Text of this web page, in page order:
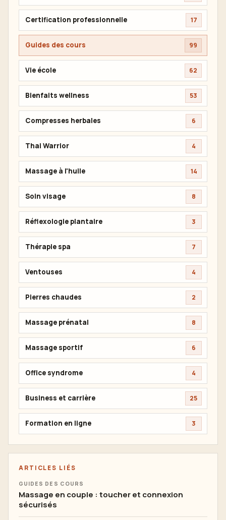
Certification professionnelle 17
Guides des cours 99
Vie école 62
Bienfaits wellness 53
Compresses herbales 6
Thai Warrior 4
Massage à l'huile 14
Soin visage 8
Réflexologie plantaire 3
Thérapie spa 7
Ventouses 4
Pierres chaudes 2
Massage prénatal 8
Massage sportif 6
Office syndrome 4
Business et carrière 25
Formation en ligne 3
ARTICLES LIÉS
GUIDES DES COURS
Massage en couple : toucher et connexion
sécurisés